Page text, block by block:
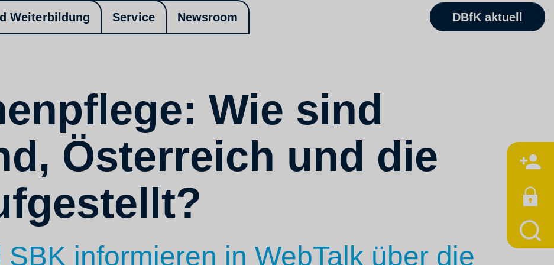
Weiterbildung Service Newsroom DBfK aktuell
Wie sind
Österreich und die
informieren in WebTalk über die